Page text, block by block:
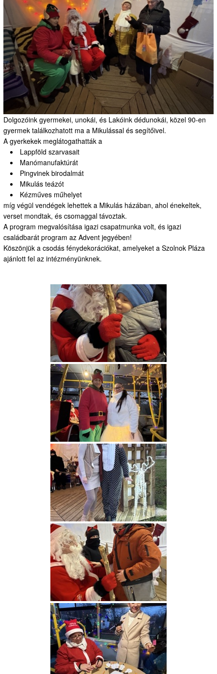
Dolgozóink gyermekei, unokái, és Lakóink dédunokái, közel 90-en
gyermek találkozhatott ma a Mikulással és segítőivel.
A gyerkekek meglátogathatták a
Lappföld szarvasait
Manómanufaktúrát
Pingvinek birodalmát
Mikulás teázót
Kézműves műhelyet
míg végül vendégek lehettek a Mikulás házában, ahol énekeltek,
verset mondtak, és csomaggal távoztak.
A program megvalósítása igazi csapatmunka volt, és igazi
családbarát program az Advent jegyében!
Köszönjük a csodás fénydekorációkat, amelyeket a Szolnok Pláza
ajánlott fel az intézményünknek.